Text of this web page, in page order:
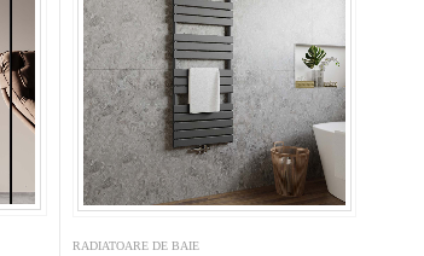
RADIATOARE DE BAIE